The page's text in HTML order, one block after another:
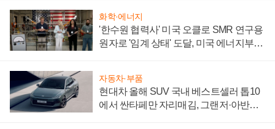
화학·에너지
'한수원 협력사' 미국 오클로 SMR 연구용
원자로 '임계 상태' 도달, 미국 에너지부
자동차·부품
현대차 올해 SUV 국내 베스트셀러 톱10
에서 싼타페만 자리매김, 그랜저·아반떼